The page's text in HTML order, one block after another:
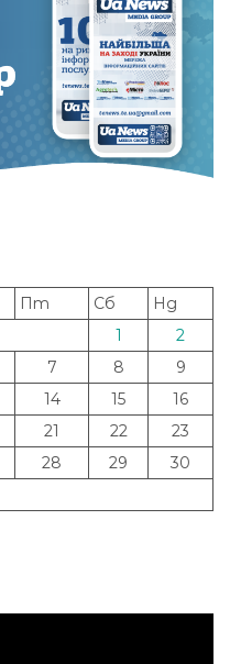
Пт Сб
Нд
1
2
7 8
9
14 15
16
21 22
23
28 29
30